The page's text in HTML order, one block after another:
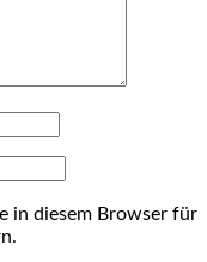
in diesem Browser für